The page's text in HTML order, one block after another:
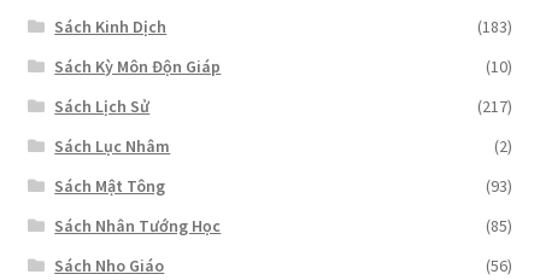
Sách Kinh Dịch
(183)
Sách Kỳ Môn Độn Giáp
(10)
Sách Lịch Sử
(217)
Sách Lục Nhâm
(2)
Sách Mật Tông
(93)
Sách Nhân Tướng Học
(85)
Sách Nho Giáo
(56)